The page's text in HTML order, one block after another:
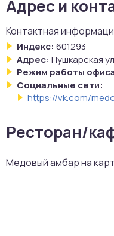
Адрес и
Контактная
Индекс: 601293
Адрес: Пушкарская
Режим работы
Социальные сети:
https://vk.com/
Ресторан/
Медовый амбар на